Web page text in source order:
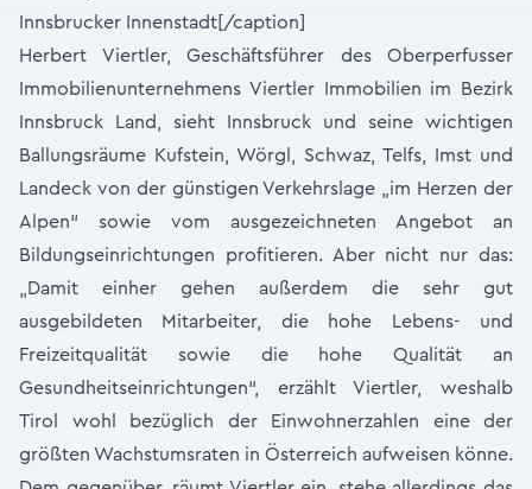
Innsbrucker Innenstadt[/caption]
Herbert Viertler, Geschäftsführer des Oberperfusser
Immobilienunternehmens Viertler Immobilien im Bezirk
Innsbruck Land, sieht Innsbruck und seine wichtigen
Ballungsräume Kufstein, Wörgl, Schwaz, Telfs, Imst und
Landeck von der günstigen Verkehrslage „im Herzen der
Alpen“ sowie vom ausgezeichneten Angebot an
Bildungseinrichtungen profitieren. Aber nicht nur das:
„Damit einher gehen außerdem die sehr gut
ausgebildeten Mitarbeiter, die hohe Lebens- und
Freizeitqualität sowie die hohe Qualität an
Gesundheitseinrichtungen“, erzählt Viertler, weshalb
Tirol wohl bezüglich der Einwohnerzahlen eine der
größten Wachstumsraten in Österreich aufweisen könne.